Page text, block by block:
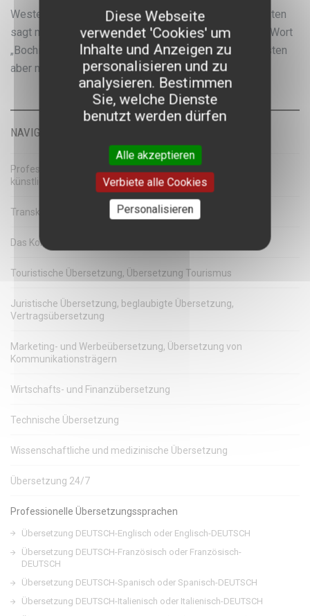
Westen heißt „Guten Tag“ zum Beispiel „Maido“, im Osten
sagt man „Konnichiwa“. Das im Westen gebräuchliche Wort
„Bochichidenna“ bedeutet „Mir geht es gut“, was im Osten
aber mit „Genki desu“ ausgedrückt wird.
NAVIGATION
Professionelles Post-Editing: Die Kombination aus
künstlicher Intelligenz und menschlicher Kompetenz
Transkreation
Das Konzept für eine professionelle Übersetzung
Touristische Übersetzung, Übersetzung Tourismus
Juristische Übersetzung, beglaubigte Übersetzung,
Vertragsübersetzung
Marketing- und Werbeübersetzung, Übersetzung von
Kommunikationsträgern
Wirtschafts- und Finanzübersetzung
Technische Übersetzung
Wissenschaftliche und medizinische Übersetzung
Übersetzung 24/7
Professionelle Übersetzungssprachen
Übersetzung DEUTSCH-Englisch oder Englisch-DEUTSCH
Übersetzung DEUTSCH-Französisch oder Französisch-
DEUTSCH
Übersetzung DEUTSCH-Spanisch oder Spanisch-DEUTSCH
Übersetzung DEUTSCH-Italienisch oder Italienisch-DEUTSCH
Diese Webseite
verwendet 'Cookies' um
Inhalte und Anzeigen zu
personalisieren und zu
analysieren. Bestimmen
Sie, welche Dienste
benutzt werden dürfen
Alle akzeptieren
Verbiete alle Cookies
Personalisieren